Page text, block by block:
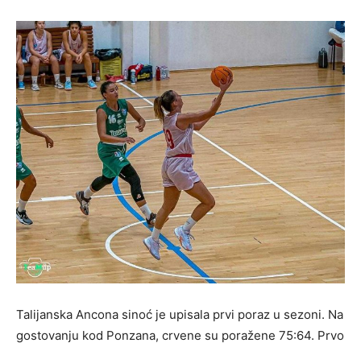
Talijanska Ancona sinoć je upisala prvi poraz u sezoni. Na
gostovanju kod Ponzana, crvene su poražene 75:64. Prvo